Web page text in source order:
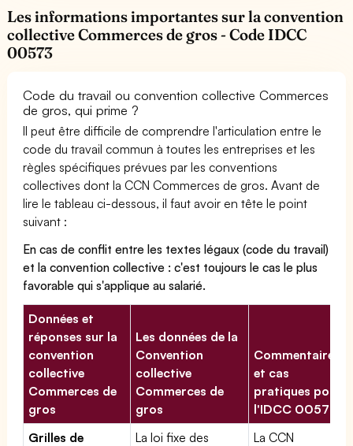
Les informations importantes sur la convention
collective Commerces de gros - Code IDCC
00573
Code du travail ou convention collective Commerces
de gros, qui prime ?
Il peut être difficile de comprendre l'articulation entre le
code du travail commun à toutes les entreprises et les
règles spécifiques prévues par les conventions
collectives dont la CCN Commerces de gros. Avant de
lire le tableau ci-dessous, il faut avoir en tête le point
suivant :
En cas de conflit entre les textes légaux (code du travail)
et la convention collective : c'est toujours le cas le plus
favorable qui s'applique au salarié.
Données et
réponses sur la
convention
collective
Commerces de
gros
Les données de la
Convention
collective
Commerces de
gros
Commentaires
et cas
pratiques pour
l'IDCC 00573
Grilles de
La loi fixe des
La CCN